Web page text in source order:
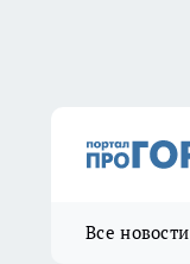
Все новости